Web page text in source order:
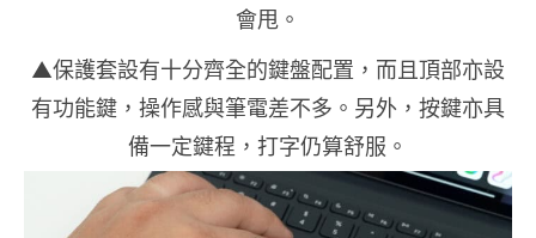
會甩。
▲保護套設有十分齊全的鍵盤配置，而且頂部亦設
有功能鍵，操作感與筆電差不多。另外，按鍵亦具
備一定鍵程，打字仍算舒服。